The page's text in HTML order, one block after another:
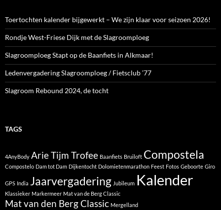
Toertochten kalender bijgewerkt – We zijn klaar voor seizoen 2026!
Rondje West-Friese Dijk met de Slagroomploeg
Slagroomploeg Stapt op de Baanfiets in Alkmaar!
Ledenvergadering Slagroomploeg / Fietsclub ’77
Slagroom Rebound 2024, de tocht
TAGS
4AnyBody Arie Tijm Trofee Baanfiets Bruiloft Compostela
Compostelo Dam tot Dam Dijkentocht Dolomietenmarathon Feest Fotos Geboorte Giro
GPS India Jaarvergadering Jubileum Kalender
Klassieker Markermeer Mat van de Berg Classic
Mat van den Berg Classic Mergelland